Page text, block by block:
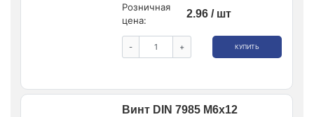
Розничная
цена:
2.96 / шт
- + КУПИТЬ
Винт DIN 7985 М6х12